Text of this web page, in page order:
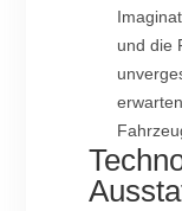
und die